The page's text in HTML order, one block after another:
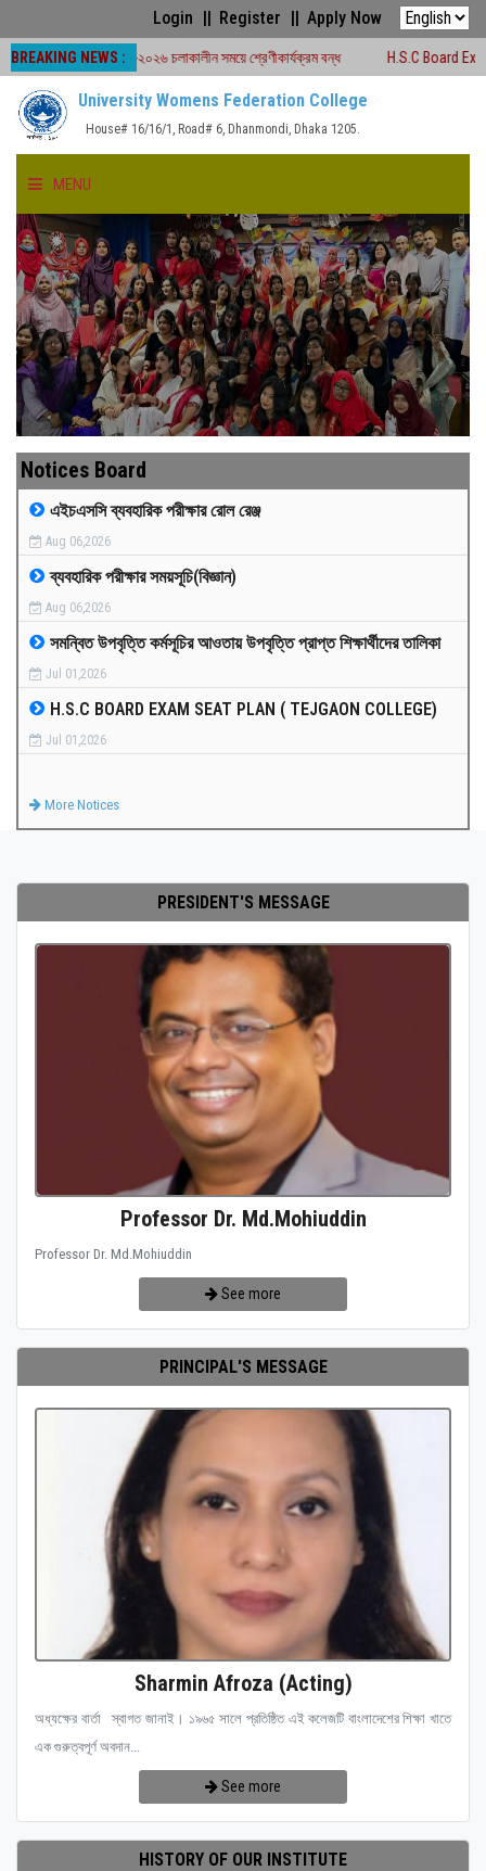
Login Register Apply Now
BREAKING NEWS :
পরীক্ষা -২০২৬ চলাকালীন সময়ে শ্রেণীকার্যক্রম বন্ধ H.S.C Board Exam Seat
University Womens Federation College
House# 16/16/1, Road# 6, Dhanmondi, Dhaka 1205.
MENU
HOME
ABOUT US
FACULTIES
ACADEMICS
GALLERY
MEDIA
PAYMENT
CO-CURRICULUM
RESULTS
Notices Board
এইচএসসি ব্যবহারিক পরীক্ষার রোল রেঞ্জ
Aug 06,2026
ব্যবহারিক পরীক্ষার সময়সূচি(বিজ্ঞান)
Aug 06,2026
সমন্বিত উপবৃত্তি কর্মসূচির আওতায় উপবৃত্তি প্রাপ্ত শিক্ষার্থীদের তালিকা
Jul 01,2026
H.S.C BOARD EXAM SEAT PLAN ( TEJGAON COLLEGE)
Jul 01,2026
More Notices
PRESIDENT'S MESSAGE
Professor Dr. Md.Mohiuddin
Professor Dr. Md.Mohiuddin
See more
PRINCIPAL'S MESSAGE
Sharmin Afroza (Acting)
অধ্যক্ষের বার্তা স্বাগত জানাই। ১৯৬৫ সালে প্রতিষ্ঠিত এই কলেজটি বাংলাদেশের শিক্ষা খাতে
এক গুরুত্বপূর্ণ অবদান...
See more
HISTORY OF OUR INSTITUTE